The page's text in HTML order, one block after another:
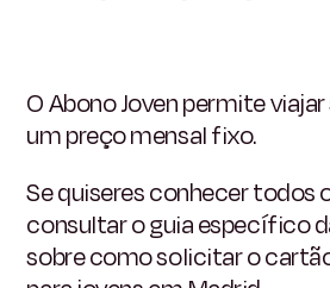
O Abono Joven permite
um preço mensal fixo.
Se quiseres conhecer todos
consultar o guia específico
sobre como solicitar o